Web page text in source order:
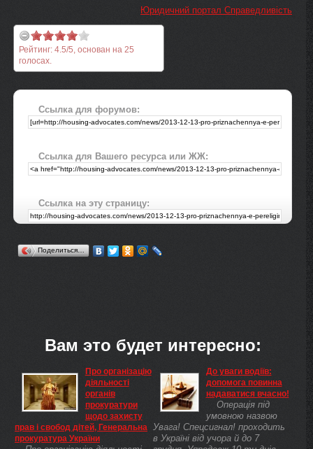
Юридичний портал Справедливість
Рейтинг: 4.5/5, основан на 25
голосах.
Ссылка для форумов:
Ссылка для Вашего ресурса или ЖЖ:
Ссылка на эту страницу:
Поделиться…
Вам это будет интересно:
Про організацію
діяльності
органів
прокуратури
щодо захисту
прав і свобод дітей, Генеральна
прокуратура України
До уваги водіїв:
допомога повинна
надаватися вчасно!
Операція під
умовною назвою
Увага! Спецсигнал! проходить
в Україні від учора й до 7